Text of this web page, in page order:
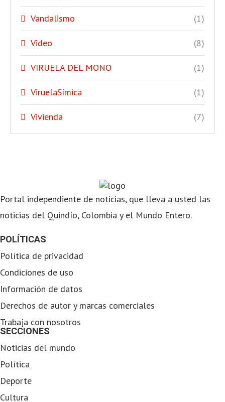
Vandalismo (1)
Video (8)
VIRUELA DEL MONO (1)
ViruelaSímica (1)
Vivienda (7)
Portal independiente de noticias, que lleva a usted las
noticias del Quindío, Colombia y el Mundo Entero.
POLÍTICAS
Política de privacidad
Condiciones de uso
Información de datos
Derechos de autor y marcas comerciales
Trabaja con nosotros
SECCIONES
Noticias del mundo
Política
Deporte
Cultura